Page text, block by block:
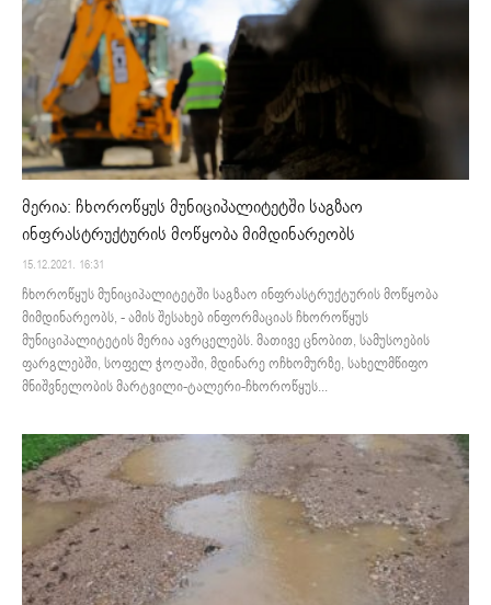
მერია: ჩხოროწყუს მუნიციპალიტეტში საგზაო
ინფრასტრუქტურის მოწყობა მიმდინარეობს
15.12.2021. 16:31
ჩხოროწყუს მუნიციპალიტეტში საგზაო ინფრასტრუქტურის მოწყობა
მიმდინარეობს, - ამის შესახებ ინფორმაციას ჩხოროწყუს
მუნიციპალიტეტის მერია ავრცელებს. მათივე ცნობით, სამუსოების
ფარგლებში, სოფელ ჭოღაში, მდინარე ოჩხომურზე, სახელმწიფო
მნიშვნელობის მარტვილი-ტალერი-ჩხოროწყუს...